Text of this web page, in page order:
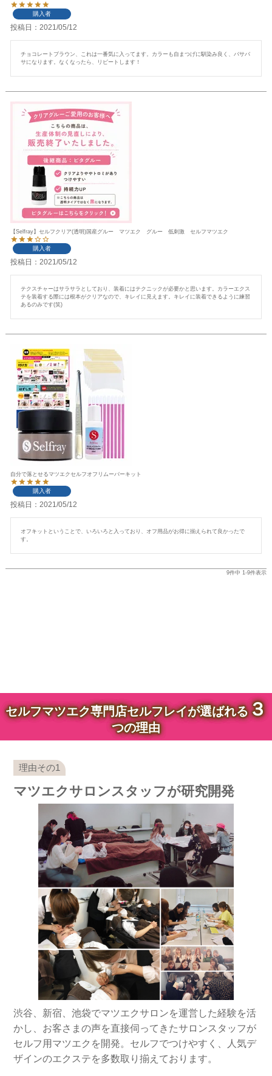
購入者
投稿日 2021/05/12
チョコレートブラウン、これは一番気に入ってます。カラーも自まつげに馴染み良く、バサバ
【Selfray】セルフクリア(透明)国産グルー マツエク グルー 低刺激 セルフマツエク
購入者
投稿日 2021/05/12
テクスチャーはサラサラとしており、装着にはテクニックが必要かと思います。カラーエクス
テを装着する際には根本がクリアなので、キレイに見えます。キレイに装着できるように練習
あるのみです(笑)
自分で落とせるマツエクセルフオフリムーバーキット
購入者
投稿日 2021/05/12
オフキットということで、いろいろと入っており、オフ用品がお得に揃えられて良かったで
す。
9件中 1-9件表示
セルフマツエク専門店セルフレイが選ばれる３
つの理由
マツエクサロンスタッフが研究開発
渋谷、新宿、池袋でマツエクサロンを運営した経験を活
かし、お客さまの声を直接伺ってきたサロンスタッフが
セルフ用マツエクを開発。セルフでつけやすく、人気デ
ザインのエクステを多数取り揃えております。